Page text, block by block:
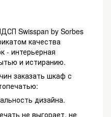
Swisspan by Sorbes
качества
- интерьерная
и истиранию.
заказать шкаф с
дизайна.
не выгорает, не